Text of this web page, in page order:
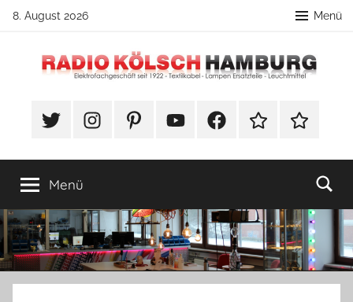
Zum
springen
8. August 2026 Menü
Radio
Hamburg
Lampenbau
#TwitterInstagramPinterestYouTubeFacebookTikTok Webshop
Menü